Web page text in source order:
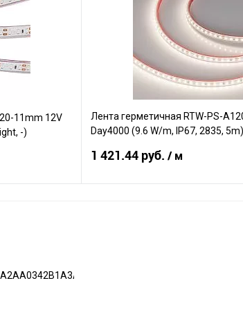
В избранное
В
11mm 12V
-)
Лента герметичная RTW-PS-
Day4000 (9.6 W/m, IP67, 2835,
1 421.44 руб. / м